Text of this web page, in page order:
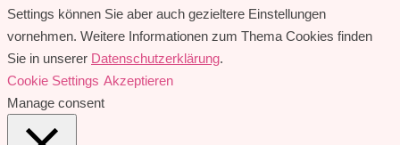
Settings können Sie aber auch gezieltere Einstellungen
vornehmen. Weitere Informationen zum Thema Cookies finden
Sie in unserer Datenschutzerklärung.
Cookie Settings Akzeptieren
Manage consent